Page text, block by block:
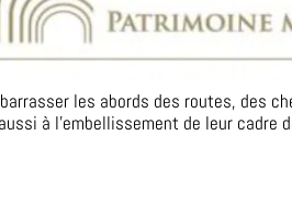
les abords des routes, des
à l’embellissement de leur cadre